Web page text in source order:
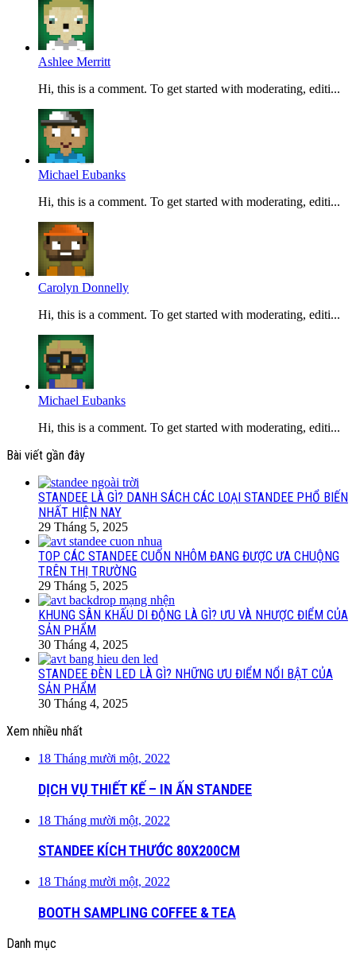
Ashlee Merritt
Hi, this is a comment. To get started with moderating, editi...
Michael Eubanks
Hi, this is a comment. To get started with moderating, editi...
Carolyn Donnelly
Hi, this is a comment. To get started with moderating, editi...
Michael Eubanks
Hi, this is a comment. To get started with moderating, editi...
Bài viết gần đây
STANDEE LÀ GÌ? DANH SÁCH CÁC LOẠI STANDEE PHỔ BIẾN
NHẤT HIỆN NAY
29 Tháng 5, 2025
TOP CÁC STANDEE CUỐN NHÔM ĐANG ĐƯỢC ƯA CHUỘNG
TRÊN THỊ TRƯỜNG
29 Tháng 5, 2025
KHUNG SÂN KHẤU DI ĐỘNG LÀ GÌ? ƯU VÀ NHƯỢC ĐIỂM CỦA
SẢN PHẨM
30 Tháng 4, 2025
STANDEE ĐÈN LED LÀ GÌ? NHỮNG ƯU ĐIỂM NỔI BẬT CỦA
SẢN PHẨM
30 Tháng 4, 2025
Xem nhiều nhất
18 Tháng mười một, 2022
DỊCH VỤ THIẾT KẾ – IN ẤN STANDEE
18 Tháng mười một, 2022
STANDEE KÍCH THƯỚC 80X200CM
18 Tháng mười một, 2022
BOOTH SAMPLING COFFEE & TEA
Danh mục